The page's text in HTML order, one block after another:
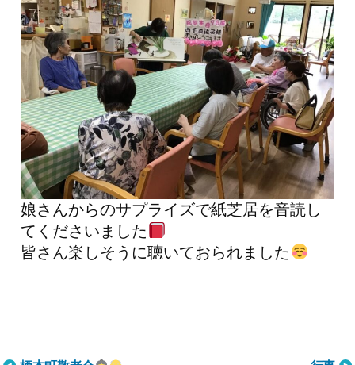
娘さんからのサプライズで紙芝居を音読し
てくださいました
皆さん楽しそうに聴いておられました